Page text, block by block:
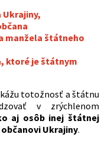
Ukrajiny,
manžela štátneho
ktoré je štátnym
totožnosť a štátnu
v zrýchlenom
aj osôb inej štátnej
Ukrajiny.